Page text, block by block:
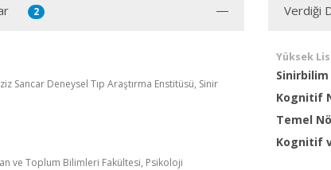
2
Sancar Deneysel Tıp Araştırma Enstitüsü, Sinir
ve Toplum Bilimleri Fakültesi, Psikoloji
Verdiği
Yüksek
Kognitif
Temel
Kognitif